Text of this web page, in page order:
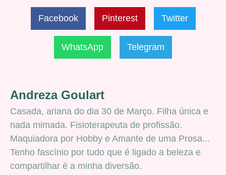
Facebook Pinterest Twitter
WhatsApp Telegram
Andreza Goulart
Casada, ariana do dia 30 de Março. Filha única e
nada mimada. Fisioterapeuta de profissão.
Maquiadora por Hobby e Amante de uma Prosa...
Tenho fascínio por tudo que é ligado a beleza e
compartilhar é a minha diversão.